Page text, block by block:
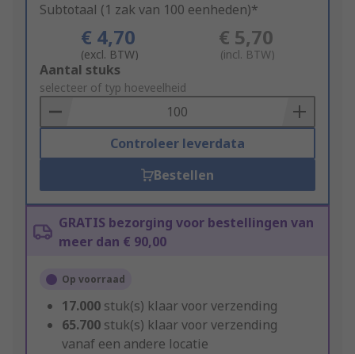
Subtotaal (1 zak van 100 eenheden)*
€ 4,70
(excl. BTW)
€ 5,70
(incl. BTW)
Add
to
Basket
Aantal stuks
selecteer of typ hoeveelheid
Controleer leverdata
Bestellen
GRATIS bezorging voor bestellingen van
meer dan € 90,00
Op voorraad
17.000 stuk(s) klaar voor verzending
65.700 stuk(s) klaar voor verzending
vanaf een andere locatie